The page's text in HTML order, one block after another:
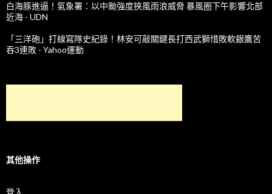
白海豚進逼！氣象署：以中颱強度挾風雨浪威脅 暴風圈下午影響北部
近海 - UDN
「三洋砲」打線寫隊史紀錄！林安可敲關鍵長打西武獅惜敗軟銀鷹苦
吞3連敗 - Yahoo運動
其他操作